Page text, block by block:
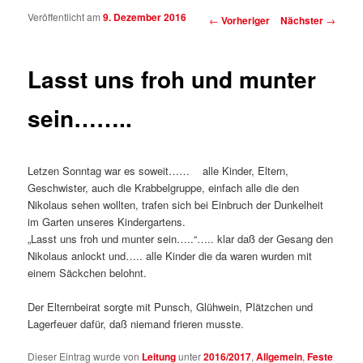
Beitragsnavigation
← Vorheriger Nächster →
Lasst uns froh und munter
sein……..
Veröffentlicht am9. Dezember 2016
Letzen Sonntag war es soweit…… alle Kinder, Eltern,
Geschwister, auch die Krabbelgruppe, einfach alle die den
Nikolaus sehen wollten, trafen sich bei Einbruch der Dunkelheit
im Garten unseres Kindergartens.
„Lasst uns froh und munter sein…..“….. klar daß der Gesang den
Nikolaus anlockt und….. alle Kinder die da waren wurden mit
einem Säckchen belohnt.
Der Elternbeirat sorgte mit Punsch, Glühwein, Plätzchen und
Lagerfeuer dafür, daß niemand frieren musste.
Dieser Eintrag wurde von Leitungunter2016/2017,Allgemein,Feste